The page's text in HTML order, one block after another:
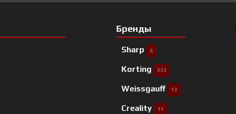
Бренды
Sharp 6
Korting 233
Weissgauff 13
Creality 11